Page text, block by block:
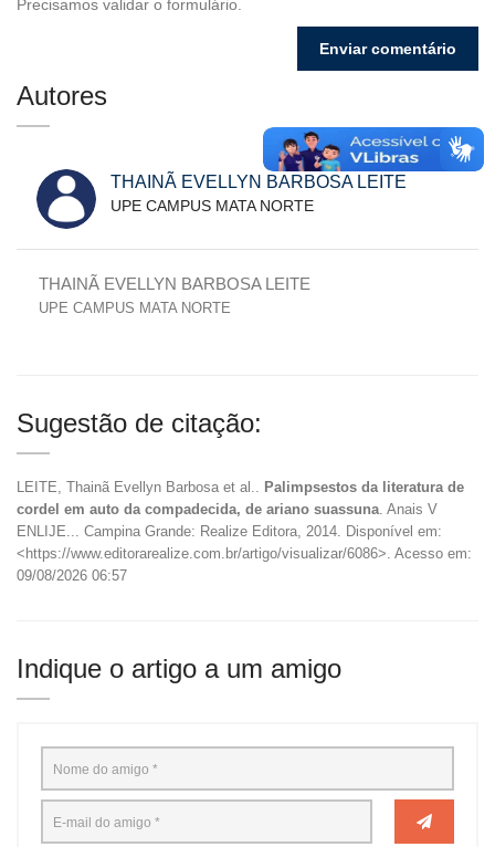
Precisamos validar o formulário.
Autores
THAINÃ EVELLYN BARBOSA LEITE
UPE CAMPUS MATA NORTE
THAINÃ EVELLYN BARBOSA LEITE
UPE CAMPUS MATA NORTE
Sugestão de citação:
LEITE, Thainã Evellyn Barbosa et al.. Palimpsestos da literatura de
cordel em auto da compadecida, de ariano suassuna. Anais V
ENLIJE... Campina Grande: Realize Editora, 2014. Disponível em:
<https://www.editorarealize.com.br/artigo/visualizar/6086>. Acesso em:
09/08/2026 06:57
Indique o artigo a um amigo